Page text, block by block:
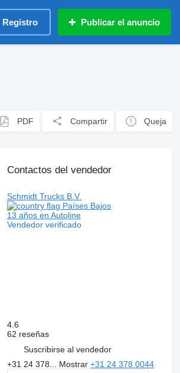
Registro Publicar el anuncio
PDF Compartir Queja
Contactos del vendedor
Schmidt Trucks B.V.
Países Bajos
13 años en Autoline
Vendedor verificado
4.6
62 reseñas
Suscribirse al vendedor
+31 24 378... Mostrar+31 24 378 0044